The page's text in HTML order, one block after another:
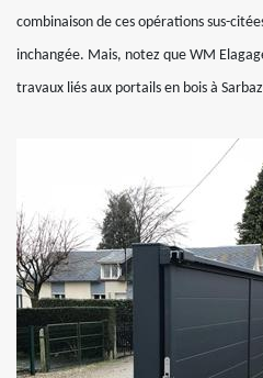
combinaison de ces opérations sus-
inchangée. Mais, notez que WM
travaux liés aux portails en bois à